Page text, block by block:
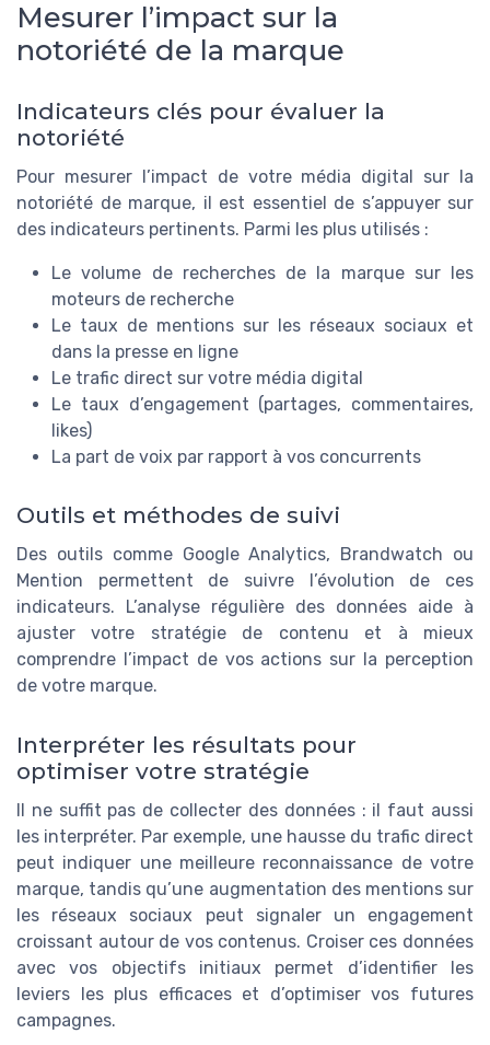
Mesurer l’impact sur la
notoriété de la marque
Indicateurs clés pour évaluer la
notoriété
Pour mesurer l’impact de votre média digital sur la
notoriété de marque, il est essentiel de s’appuyer sur
des indicateurs pertinents. Parmi les plus utilisés :
Le volume de recherches de la marque sur les
moteurs de recherche
Le taux de mentions sur les réseaux sociaux et
dans la presse en ligne
Le trafic direct sur votre média digital
Le taux d’engagement (partages, commentaires,
likes)
La part de voix par rapport à vos concurrents
Outils et méthodes de suivi
Des outils comme Google Analytics, Brandwatch ou
Mention permettent de suivre l’évolution de ces
indicateurs. L’analyse régulière des données aide à
ajuster votre stratégie de contenu et à mieux
comprendre l’impact de vos actions sur la perception
de votre marque.
Interpréter les résultats pour
optimiser votre stratégie
Il ne suffit pas de collecter des données : il faut aussi
les interpréter. Par exemple, une hausse du trafic direct
peut indiquer une meilleure reconnaissance de votre
marque, tandis qu’une augmentation des mentions sur
les réseaux sociaux peut signaler un engagement
croissant autour de vos contenus. Croiser ces données
avec vos objectifs initiaux permet d’identifier les
leviers les plus efficaces et d’optimiser vos futures
campagnes.